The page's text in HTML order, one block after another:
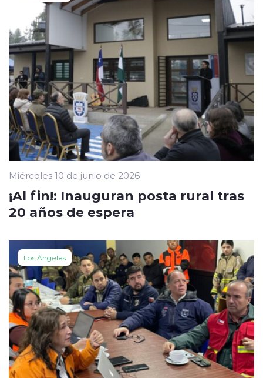
Miércoles 10 de junio de 2026
¡Al fin!: Inauguran posta rural tras
20 años de espera
Los Ángeles